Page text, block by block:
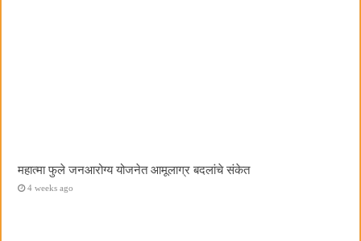
महात्मा फुले जनआरोग्य योजनेत आमूलाग्र बदलांचे संकेत
4 weeks ago